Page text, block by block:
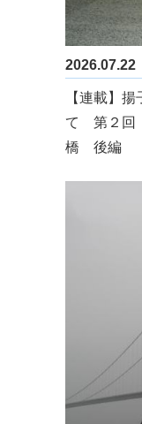
2026.07.22
【連載】
て 第２回
橋 後編